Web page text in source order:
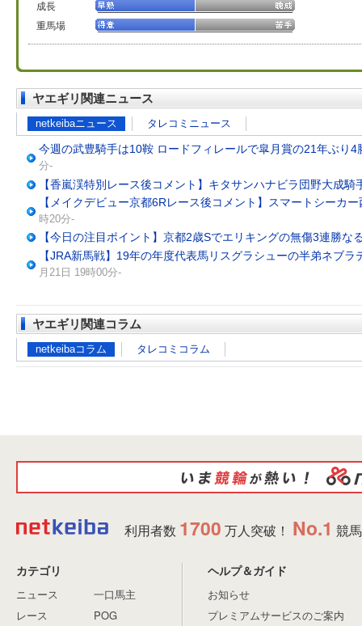
成長
重馬場
ヤエギリ関連ニュース
netkeibaニュース タレコミニュース
今週の武豊騎手は10鞍 ロードフィレールで皐月賞の21年ぶり4
分-
【香嵐渓特別レース後コメント】キタサンハナビラ団野大成騎
【メイクデビュー京都6Rレース後コメント】スマートシーカ
時20分-
【今日の注目ポイント】京都2歳Sでエリキングの無傷3連勝な
【JRA新馬戦】19年の年度代表馬リスグラシューの半弟ネブ
月21日 19時00分-
ヤエギリ関連コラム
netkeibaコラム タレコミコラム
利用者数 1700 万人突破！ No.1 競
カテゴリ
ニュース
レース
一口馬主
POG
ヘルプ＆ガイド
お知らせ
プレミアムサービスのご案内